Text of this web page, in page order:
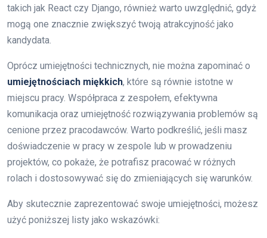
takich jak React czy Django, również warto uwzględnić, gdyż
mogą one znacznie zwiększyć twoją atrakcyjność jako
kandydata.
Oprócz umiejętności technicznych, nie można zapominać o
umiejętnościach miękkich, które są równie istotne w
miejscu pracy. Współpraca z zespołem, efektywna
komunikacja oraz umiejętność rozwiązywania problemów są
cenione przez pracodawców. Warto podkreślić, jeśli masz
doświadczenie w pracy w zespole lub w prowadzeniu
projektów, co pokaże, że potrafisz pracować w różnych
rolach i dostosowywać się do zmieniających się warunków.
Aby skutecznie zaprezentować swoje umiejętności, możesz
użyć poniższej listy jako wskazówki: